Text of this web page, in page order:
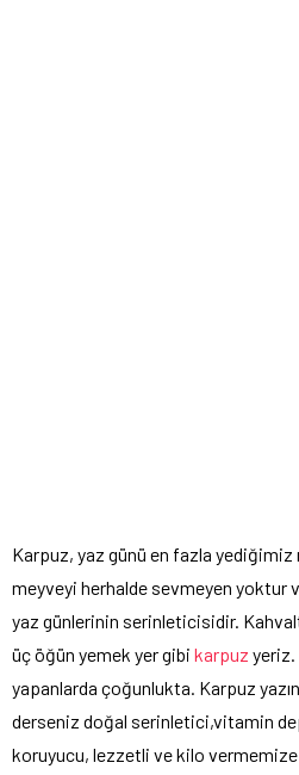
Karpuz, yaz günü en fazla yediğimiz
meyveyi herhalde sevmeyen yoktur
yaz günlerinin serinleticisidir.
üç öğün yemek yer gibi karpuz
yapanlarda çoğunlukta. Karpuz
derseniz doğal serinletici,vitamin
koruyucu, lezzetli ve kilo vermemize